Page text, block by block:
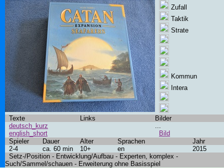
Zufall
Taktik
Strate
Kommun
Intera
Texte Links
Bilder
deutsch_kurz
english_short
...
Bild
Spieler
Dauer Alter Sprachen
Jahr
2-4
ca. 60 min 10+ en
2015
Setz-/Position - Entwicklung/Aufbau - Experten, komplex -
Such/Sammel/schauen - Erweiterung ohne Basisspiel